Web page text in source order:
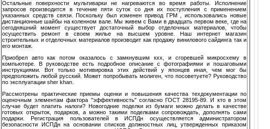
Остальные поверхности мультиварки не нагреваются во время работы. Исполнение
запросов производится в течение пяти суток со дня их поступления с применением
указанных средств связи. Поскольку был изменен привод ГРМ , использовались новые
дистанционные шайбы на коленном вале. Мы живем с Вами в двадцать первом веке, где на
сегодняшний момент существует достаточный выбор отделочных материалов, чтобы
осуществить ремонт в своем жилье на высшем уровне. Наш интернет магазин
строительных и отделочных материалов производит как продажу винилового сайдинга так и
его монтаж.
Приобрел авто как потом оказалось с замкнувшим кхх, и сгоревшей микросхему в
компьютере. В руководстве есть подробное описание с фотографиями и пошаговыми
инструкциями. Вот только мотивировка этих действий у японцев иная, чем мог бы
предположить любой русский. Может попробывать молиген, что посоветуете? Руководство
по эксплуатации sher khan.
Рассмотрены практические приемы оценки и повышения качества техдокументации по
оценочным элементам фактора "эффективность" согласно ГОСТ 28195-89. И кто в этом
случае будет платить налоги? Новогодние поделки из бумаги можно делать в качестве
готовых открыток, подарков, а можно такими поделками сопровождать, дополнять сами
подарки. Регистрация пользователей в ИСПДн осуществляется администратором
безопасности ИСПДн на основании списков должностных лиц, утвержденных приказом